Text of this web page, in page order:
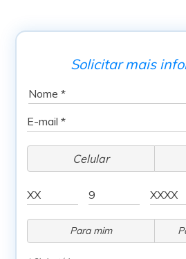
Solicitar mais
Celular
Para mim